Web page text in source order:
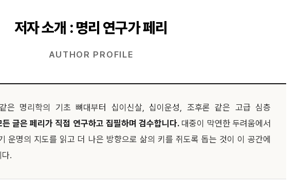
저자 소개 : 명리 연구가 페리
AUTHOR PROFILE
은 명리학의 기초 뼈대부터 십이신살, 십이운성, 조후론 같은 고급 심층
글은 페리가 직접 연구하고 집필하며 검수합니다. 대중이 막연한 두려움에서
운명의 지도를 읽고 더 나은 방향으로 삶의 키를 쥐도록 돕는 것이 이 공간에
.